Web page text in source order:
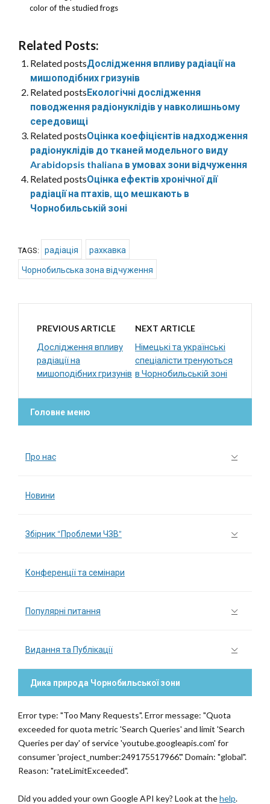
color of the studied frogs
Related Posts:
Related postsДослідження впливу радіації на
мишоподібних гризунів
Related postsЕкологічні дослідження
поводження радіонуклідів у навколишньому
середовищі
Related postsОцінка коефіцієнтів надходження
радіонуклідів до тканей модельного виду
Arabidopsis thaliana в умовах зони відчуження
Related postsОцінка ефектів хронічної дії
радіації на птахів, що мешкають в
Чорнобильській зоні
TAGS: радіація рахкавка
Чорнобильська зона відчуження
PREVIOUS ARTICLE
Дослідження впливу
радіації на
мишоподібних гризунів
NEXT ARTICLE
Німецькі та українські
спеціалісти тренуються
в Чорнобильській зоні
Головне меню
Про нас
Новини
Збірник “Проблеми ЧЗВ”
Конференції та семінари
Популярні питання
Видання та Публікації
Дика природа Чорнобильської зони
Error type: "Too Many Requests". Error message: "Quota
exceeded for quota metric 'Search Queries' and limit 'Search
Queries per day' of service 'youtube.googleapis.com' for
consumer 'project_number:249175517966'." Domain: "global".
Reason: "rateLimitExceeded".
Did you added your own Google API key? Look at thehelp.